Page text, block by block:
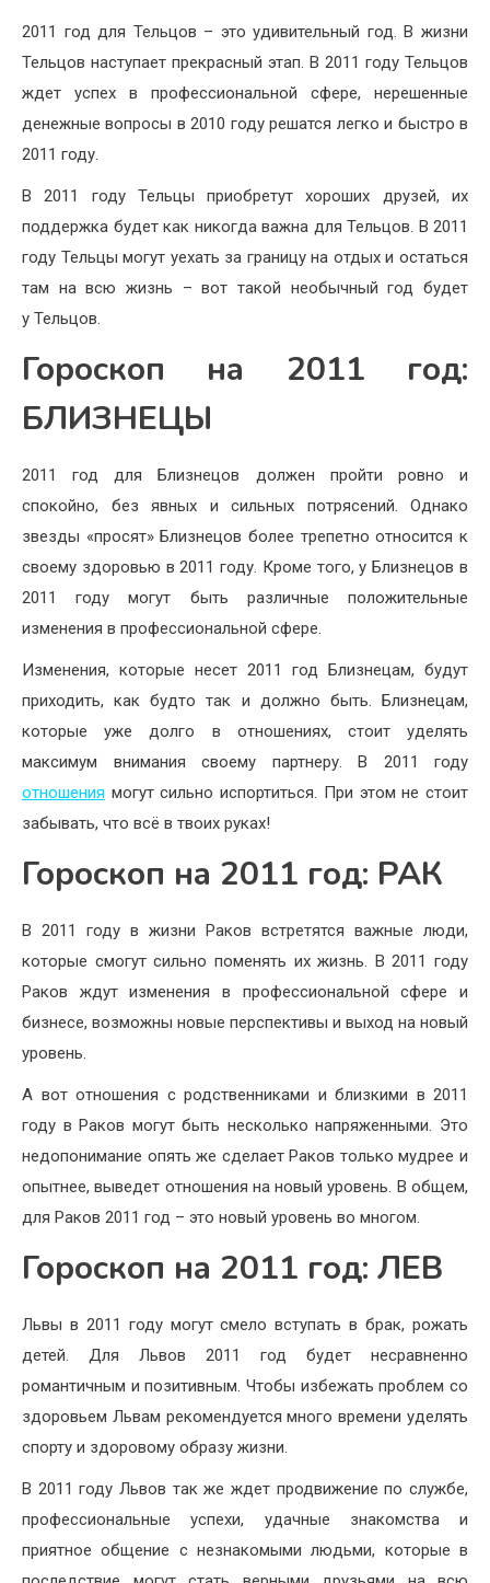
2011 год для Тельцов – это удивительный год. В жизни
Тельцов наступает прекрасный этап. В 2011 году Тельцов
ждет успех в профессиональной сфере, нерешенные
денежные вопросы в 2010 году решатся легко и быстро в
2011 году.
В 2011 году Тельцы приобретут хороших друзей, их
поддержка будет как никогда важна для Тельцов. В 2011
году Тельцы могут уехать за границу на отдых и остаться
там на всю жизнь – вот такой необычный год будет
у Тельцов.
Гороскоп на 2011 год:
БЛИЗНЕЦЫ
2011 год для Близнецов должен пройти ровно и
спокойно, без явных и сильных потрясений. Однако
звезды «просят» Близнецов более трепетно относится к
своему здоровью в 2011 году. Кроме того, у Близнецов в
2011 году могут быть различные положительные
изменения в профессиональной сфере.
Изменения, которые несет 2011 год Близнецам, будут
приходить, как будто так и должно быть. Близнецам,
которые уже долго в отношениях, стоит уделять
максимум внимания своему партнеру. В 2011 году
отношения могут сильно испортиться. При этом не стоит
забывать, что всё в твоих руках!
Гороскоп на 2011 год: РАК
В 2011 году в жизни Раков встретятся важные люди,
которые смогут сильно поменять их жизнь. В 2011 году
Раков ждут изменения в профессиональной сфере и
бизнесе, возможны новые перспективы и выход на новый
уровень.
А вот отношения с родственниками и близкими в 2011
году в Раков могут быть несколько напряженными. Это
недопонимание опять же сделает Раков только мудрее и
опытнее, выведет отношения на новый уровень. В общем,
для Раков 2011 год – это новый уровень во многом.
Гороскоп на 2011 год: ЛЕВ
Львы в 2011 году могут смело вступать в брак, рожать
детей. Для Львов 2011 год будет несравненно
романтичным и позитивным. Чтобы избежать проблем со
здоровьем Львам рекомендуется много времени уделять
спорту и здоровому образу жизни.
В 2011 году Львов так же ждет продвижение по службе,
профессиональные успехи, удачные знакомства и
приятное общение с незнакомыми людьми, которые в